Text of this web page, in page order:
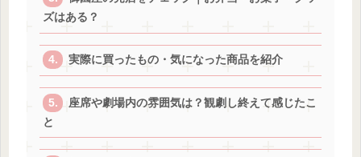
ズはある？
実際に買ったもの・気になった商品を紹介
座席や劇場内の雰囲気は？観劇し終えて感じたこ
と